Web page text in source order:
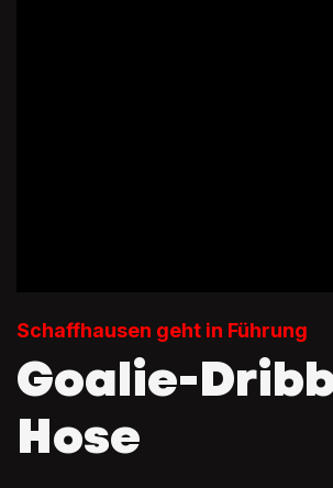
Schaffhausen geht in Führung
Goalie-
Hose